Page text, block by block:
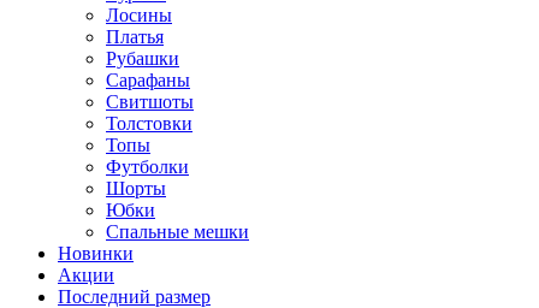
Лосины
Платья
Рубашки
Сарафаны
Свитшоты
Толстовки
Топы
Футболки
Шорты
Юбки
Спальные мешки
Новинки
Акции
Последний размер